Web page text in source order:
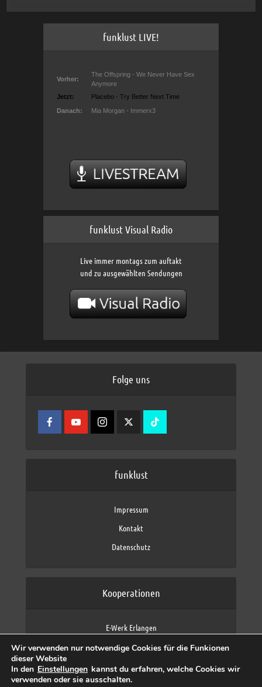
funklust LIVE!
funklust Visual Radio
Live immer montags zum auftakt
und zu ausgewählten Sendungen
Folge uns
funklust
Impressum
Kontakt
Datenschutz
Kooperationen
E-Werk Erlangen
Fraunhofer IIS
max neo (AFK max)
Wir verwenden nur notwendige Cookies für die Funkionen
dieser Website
In den Einstellungen kannst du erfahren, welche Cookies wir
verwenden oder sie ausschalten.